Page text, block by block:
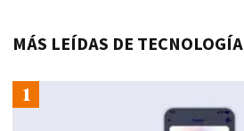
MÁS LEÍDAS DE TECNOLOGÍA